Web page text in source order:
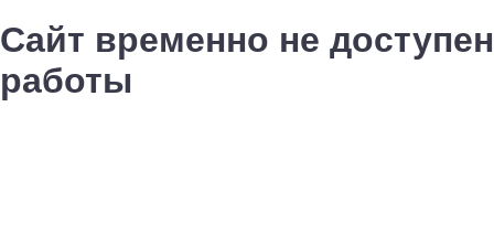
Сайт временно не
работы